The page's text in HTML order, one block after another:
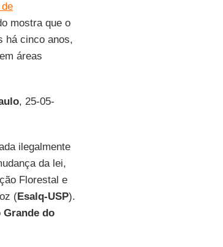
mostra que o
há cinco anos,
áreas
, 25-05-
ilegalmente
da lei,
Florestal e
(Esalq-USP).
Grande do